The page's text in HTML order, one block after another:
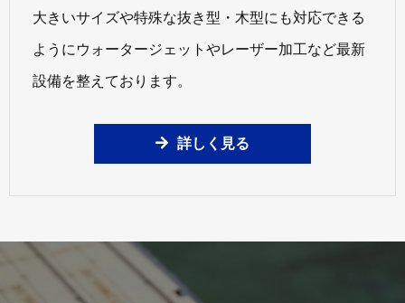
大きいサイズや特殊な抜き型・木型にも対応できる
ようにウォータージェットやレーザー加工など最新
設備を整えております。
詳しく見る